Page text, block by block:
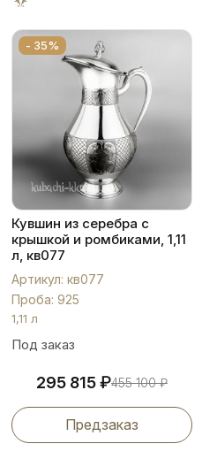
- 35%
Кувшин из серебра с
крышкой и ромбиками, 1,11
л, кв077
Артикул: кв077
Проба: 925
1,11 л
Под заказ
295 815₽455 100₽
Предзаказ